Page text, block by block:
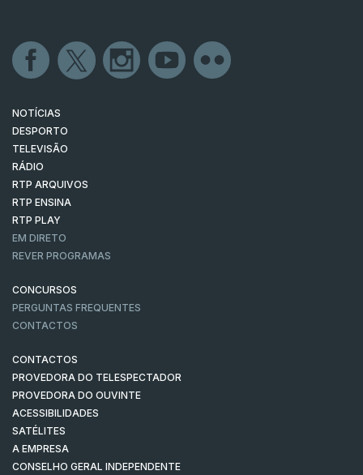
NOTÍCIAS
DESPORTO
TELEVISÃO
RÁDIO
RTP ARQUIVOS
RTP ENSINA
RTP PLAY
EM DIRETO
REVER PROGRAMAS
CONCURSOS
PERGUNTAS FREQUENTES
CONTACTOS
CONTACTOS
PROVEDORA DO TELESPECTADOR
PROVEDORA DO OUVINTE
ACESSIBILIDADES
SATÉLITES
A EMPRESA
CONSELHO GERAL INDEPENDENTE